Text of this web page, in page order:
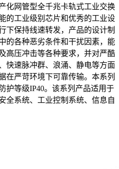
化网管型全千兆卡轨式工业交换
的工业级别芯片和优秀的工业设
下保持线速转发，产品的设计制
的各种恶劣条件和干扰因素，能
高压冲击等各种要求，并对严酷
快速脉冲群、浪涌、静电等方面
在严苛环境下可靠传输。本系列
护等级IP40。该系列产品适用于
全系统、工业控制系统、信息自